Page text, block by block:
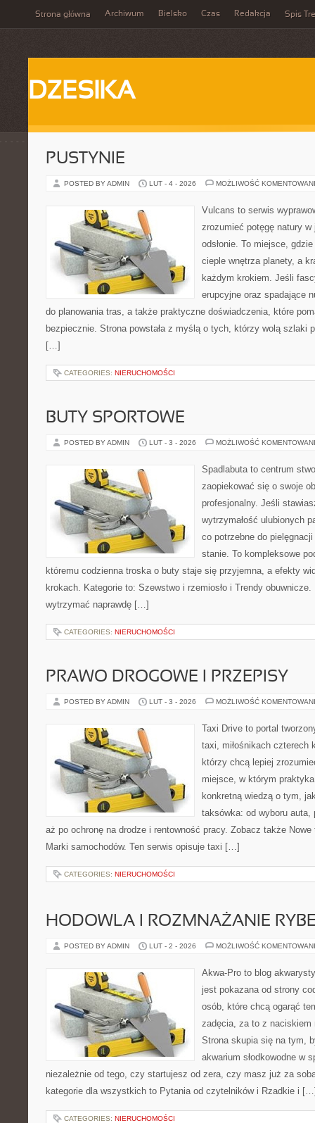
Strona główna Archiwum Bielsko Czas Redakcja Spis
DZESIKA
PUSTYNIE
POSTED BY ADMIN LUT - 4 - 2026 MOŻLIWOŚĆ
Vulcans to serwis
zrozumieć potęgę natury
odsłonie. To miejsce,
cieple wnętrza planety, a
każdym krokiem. Jeśli
erupcyjne oraz spadające
do planowania tras, a także praktyczne doświadczenia, które
bezpiecznie. Strona powstała z myślą o tych, którzy wolą szlaki
[…]
CATEGORIES: NIERUCHOMOŚCI
BUTY SPORTOWE
POSTED BY ADMIN LUT - 3 - 2026 MOŻLIWOŚĆ
Spadlabuta to centrum
zaopiekować się o swoje
profesjonalny. Jeśli
wytrzymałość ulubionych
co potrzebne do
stanie. To kompleksowe
któremu codzienna troska o buty staje się przyjemna, a efekty
krokach. Kategorie to: Szewstwo i rzemiosło i Trendy obuwnicze.
wytrzymać naprawdę […]
CATEGORIES: NIERUCHOMOŚCI
PRAWO DROGOWE I PRZEPISY
POSTED BY ADMIN LUT - 3 - 2026 MOŻLIWOŚĆ
Taxi Drive to portal
taxi, miłośnikach czterech
którzy chcą lepiej
miejsce, w którym
konkretną wiedzą o tym,
taksówka: od wyboru
aż po ochronę na drodze i rentowność pracy. Zobacz także
Marki samochodów. Ten serwis opisuje taxi […]
CATEGORIES: NIERUCHOMOŚCI
HODOWLA I ROZMNAŻANIE
POSTED BY ADMIN LUT - 2 - 2026 MOŻLIWOŚĆ
Akwa-Pro to blog
jest pokazana od strony
osób, które chcą ogarąć
zadęcia, za to z naciskiem
Strona skupia się na tym,
akwarium słodkowodne w
niezależnie od tego, czy startujesz od zera, czy masz już za
kategorie dla wszystkich to Pytania od czytelników i Rzadkie i
CATEGORIES: NIERUCHOMOŚCI